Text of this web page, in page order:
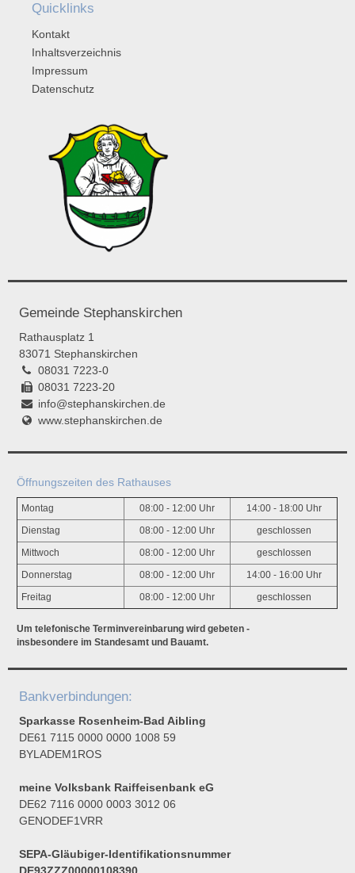
Quicklinks
Kontakt
Inhaltsverzeichnis
Impressum
Datenschutz
Gemeinde Stephanskirchen
Rathausplatz 1
83071 Stephanskirchen
08031 7223-0
08031 7223-20
info@stephanskirchen.de
www.stephanskirchen.de
Öffnungszeiten des Rathauses
Montag 08:00 - 12:00 Uhr 14:00 - 18:00 Uhr
Dienstag 08:00 - 12:00 Uhr geschlossen
Mittwoch 08:00 - 12:00 Uhr geschlossen
Donnerstag 08:00 - 12:00 Uhr 14:00 - 16:00 Uhr
Freitag 08:00 - 12:00 Uhr geschlossen
Um telefonische Terminvereinbarung wird gebeten -
insbesondere im Standesamt und Bauamt.
Bankverbindungen:
Sparkasse Rosenheim-Bad Aibling
DE61 7115 0000 0000 1008 59
BYLADEM1ROS
meine Volksbank Raiffeisenbank eG
DE62 7116 0000 0003 3012 06
GENODEF1VRR
SEPA-Gläubiger-Identifikationsnummer